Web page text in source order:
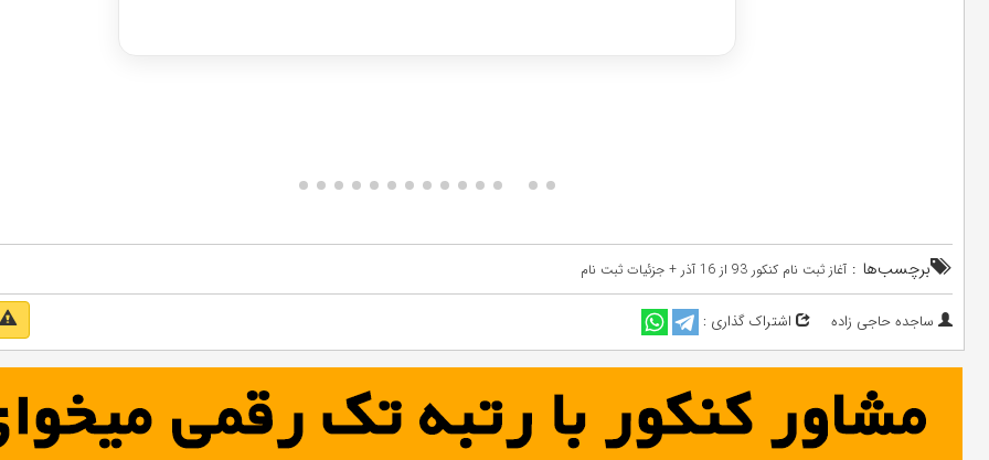
برچسب‌ها : آغاز ثبت نام کنکور 93 از 16 آذر + جزئیات ثبت نام
ساجده حاجی زاده اشتراک گذاری :